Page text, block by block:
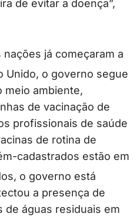
de evitar a doença”,
já começaram a
Unido, o governo segue
meio ambiente,
de vacinação de
profissionais de saúde
de rotina de
cadastrados estão em
o governo está
a presença de
de águas residuais em